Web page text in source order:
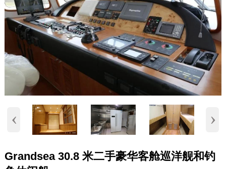
‹ ›
Grandsea 30.8 米二手豪华客舱巡洋舰和钓